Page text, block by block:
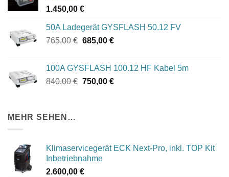
1.450,00 €
50A Ladegerät GYSFLASH 50.12 FV
765,00€ Ursprünglicher
765,00 €
685,00 €Aktueller
685,00 €.
100A GYSFLASH 100.12 HF Kabel 5m
840,00€ Ursprünglicher
750,00 €Aktueller
MEHR SEHEN…
Klimaservicegerät ECK Next-Pro, inkl. TOP Kit
Inbetriebnahme
2.600,00 €